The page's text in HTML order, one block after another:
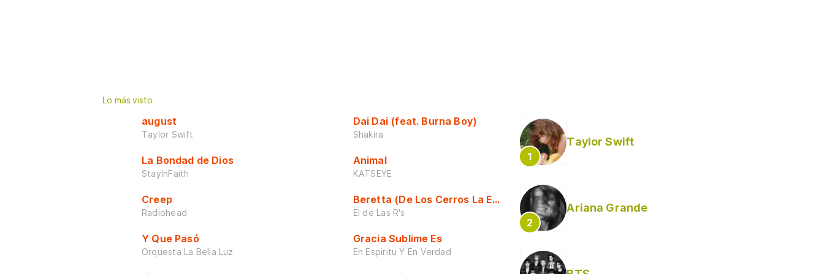
Lo más visto
august
Taylor Swift
La Bondad de Dios
StayInFaith
Creep
Radiohead
Y Que Pasó
Orquesta La Bella Luz
Dai Dai (feat. Burna Boy)
Shakira
Animal
KATSEYE
Beretta (De Los Cerros La Escuela)
El de Las R's
Gracia Sublime Es
En Espiritu Y En Verdad
Taylor Swift
Ariana Grande